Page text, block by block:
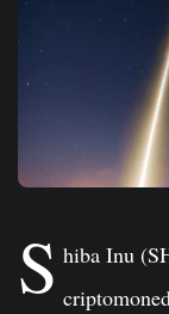
S hiba Inu